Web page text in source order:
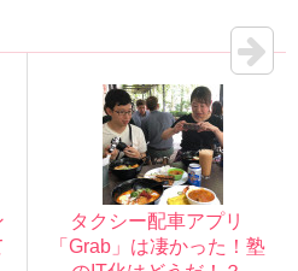
タクシー配車アプリ
「Grab」は凄かった！塾